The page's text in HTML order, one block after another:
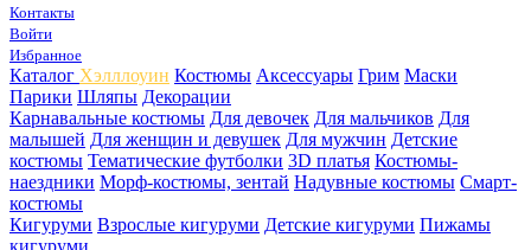
Контакты
Войти
Избранное
Каталог Хэлллоуин Костюмы Аксессуары Грим Маски
Парики Шляпы Декорации
Карнавальные костюмы Для девочек Для мальчиков Для
малышей Для женщин и девушек Для мужчин Детские
костюмы Тематические футболки 3D платья Костюмы-
наездники Морф-костюмы, зентай Надувные костюмы Смарт-
костюмы
Кигуруми Взрослые кигуруми Детские кигуруми Пижамы
кигуруми